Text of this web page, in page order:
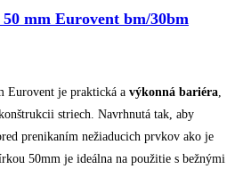
mm Eurovent bm/30bm
Eurovent je praktická a výkonná bariéra,
striech. Navrhnutá tak, aby
prenikaním nežiaducich prvkov ako je
50mm je ideálna na použitie s bežnými